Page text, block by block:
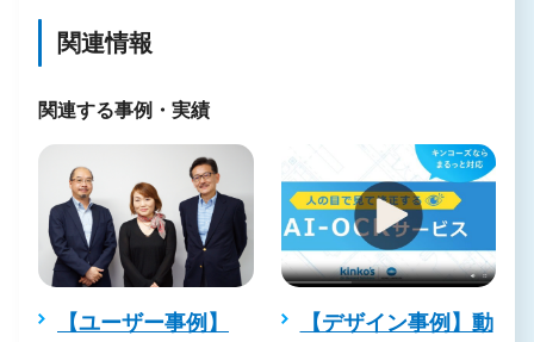
関連情報
関連する事例・実績
【ユーザー事例】
【デザイン事例】動
【